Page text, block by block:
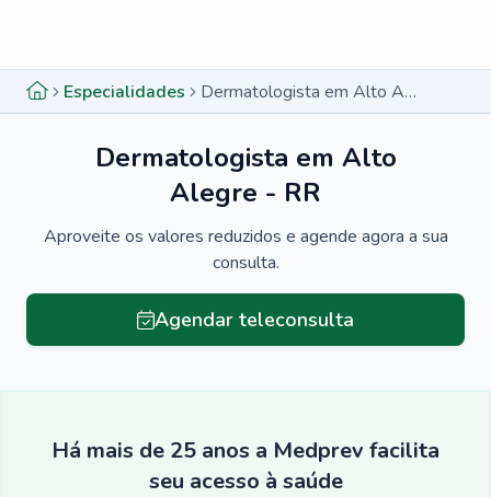
Especialidades Dermatologista em Alto Alegre - RR
Dermatologista em Alto
Alegre - RR
Aproveite os valores reduzidos e agende agora a sua
consulta.
Agendar teleconsulta
Há mais de 25 anos a Medprev facilita
seu acesso à saúde